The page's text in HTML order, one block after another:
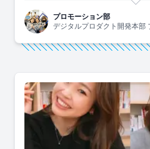
プロモーション部
デジタルプロダクト開発本部
やっています！